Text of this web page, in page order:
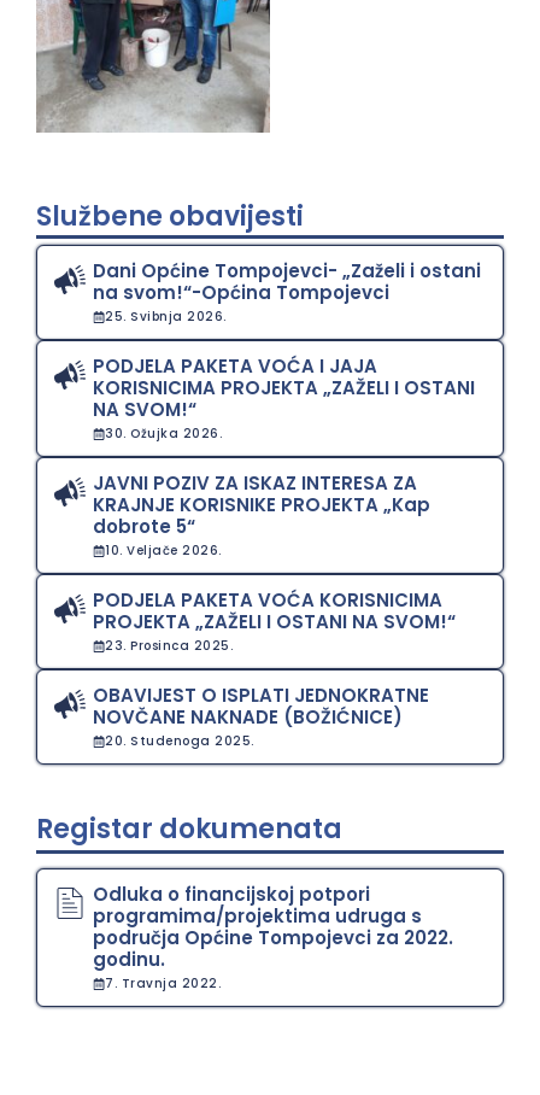
Službene obavijesti
Dani Općine Tompojevci- „Zaželi i ostani
na svom!“-Općina Tompojevci
25. Svibnja 2026.
PODJELA PAKETA VOĆA I JAJA
KORISNICIMA PROJEKTA „ZAŽELI I OSTANI
NA SVOM!“
30. Ožujka 2026.
JAVNI POZIV ZA ISKAZ INTERESA ZA
KRAJNJE KORISNIKE PROJEKTA „Kap
dobrote 5“
10. Veljače 2026.
PODJELA PAKETA VOĆA KORISNICIMA
PROJEKTA „ZAŽELI I OSTANI NA SVOM!“
23. Prosinca 2025.
OBAVIJEST O ISPLATI JEDNOKRATNE
NOVČANE NAKNADE (BOŽIĆNICE)
20. Studenoga 2025.
Registar dokumenata
Odluka o financijskoj potpori
programima/projektima udruga s
područja Općine Tompojevci za 2022.
godinu.
7. Travnja 2022.